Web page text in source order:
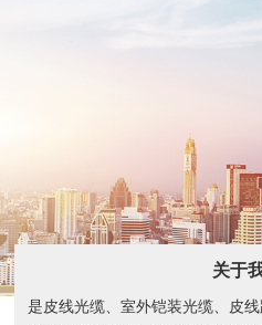
关于
是皮线光缆、室外铠装光缆、皮线